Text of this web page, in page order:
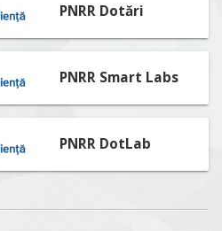
PNRR Dotări
PNRR Smart Labs
PNRR DotLab